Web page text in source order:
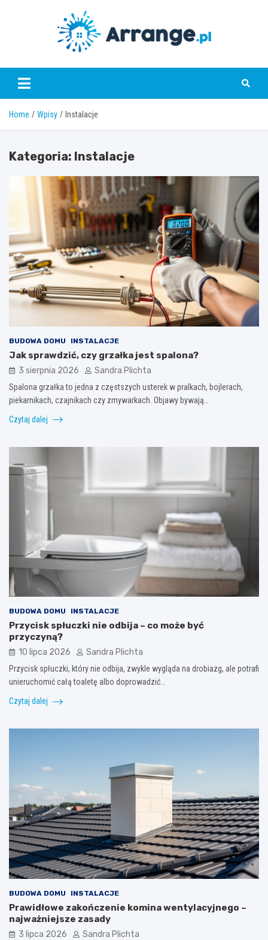
www.arrange.pl
Home Wpisy Instalacje
Kategoria: Instalacje
BUDOWA DOMU INSTALACJE
Jak sprawdzić, czy grzałka jest spalona?
3 sierpnia 2026 Sandra Plichta
Spalona grzałka to jedna z częstszych usterek w pralkach, bojlerach,
piekarnikach, czajnikach czy zmywarkach. Objawy bywają…
Czytaj dalej
BUDOWA DOMU INSTALACJE
Przycisk spłuczki nie odbija – co może być
przyczyną?
10 lipca 2026 Sandra Plichta
Przycisk spłuczki, który nie odbija, zwykle wygląda na drobiazg, ale potrafi
unieruchomić całą toaletę albo doprowadzić…
Czytaj dalej
BUDOWA DOMU INSTALACJE
Prawidłowe zakończenie komina wentylacyjnego –
najważniejsze zasady
3 lipca 2026 Sandra Plichta